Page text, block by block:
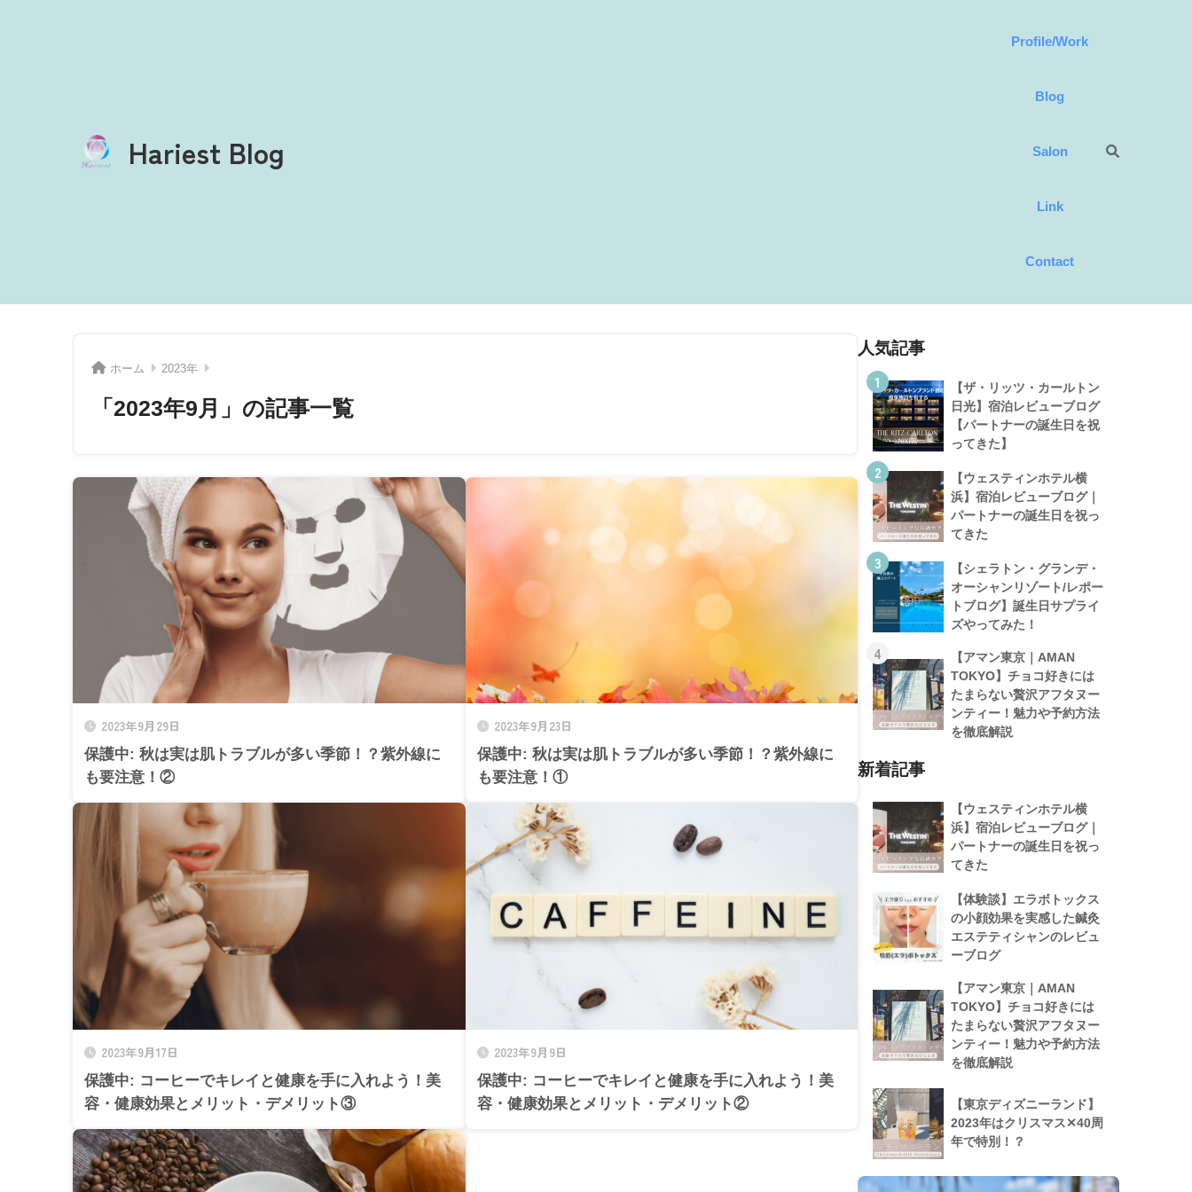
Hariest Blog
Profile/Work
Blog
Salon
Link
Contact
ホーム 2023年
「2023年9月」の記事一覧
2023年9月29日
保護中: 秋は実は肌トラブルが多い季節！？紫外線に
も要注意！②
2023年9月23日
保護中: 秋は実は肌トラブルが多い季節！？紫外線に
も要注意！①
2023年9月17日
保護中: コーヒーでキレイと健康を手に入れよう！美
容・健康効果とメリット・デメリット③
2023年9月9日
保護中: コーヒーでキレイと健康を手に入れよう！美
容・健康効果とメリット・デメリット②
人気記事
1
【ザ・リッツ・カールトン
日光】宿泊レビューブログ
【パートナーの誕生日を祝
ってきた】
2
【ウェスティンホテル横
浜】宿泊レビューブログ｜
パートナーの誕生日を祝っ
てきた
3
【シェラトン・グランデ・
オーシャンリゾート/レポー
トブログ】誕生日サプライ
ズやってみた！
4
【アマン東京｜AMAN
TOKYO】チョコ好きには
たまらない贅沢アフタヌー
ンティー！魅力や予約方法
を徹底解説
新着記事
【ウェスティンホテル横
浜】宿泊レビューブログ｜
パートナーの誕生日を祝っ
てきた
【体験談】エラボトックス
の小顔効果を実感した鍼灸
エステティシャンのレビュ
ーブログ
【アマン東京｜AMAN
TOKYO】チョコ好きには
たまらない贅沢アフタヌー
ンティー！魅力や予約方法
を徹底解説
【東京ディズニーランド】
2023年はクリスマス✕40周
年で特別！？